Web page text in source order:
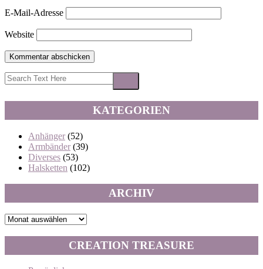
E-Mail-Adresse
Website
KATEGORIEN
Anhänger (52)
Armbänder (39)
Diverses (53)
Halsketten (102)
ARCHIV
Archiv
CREATION TREASURE